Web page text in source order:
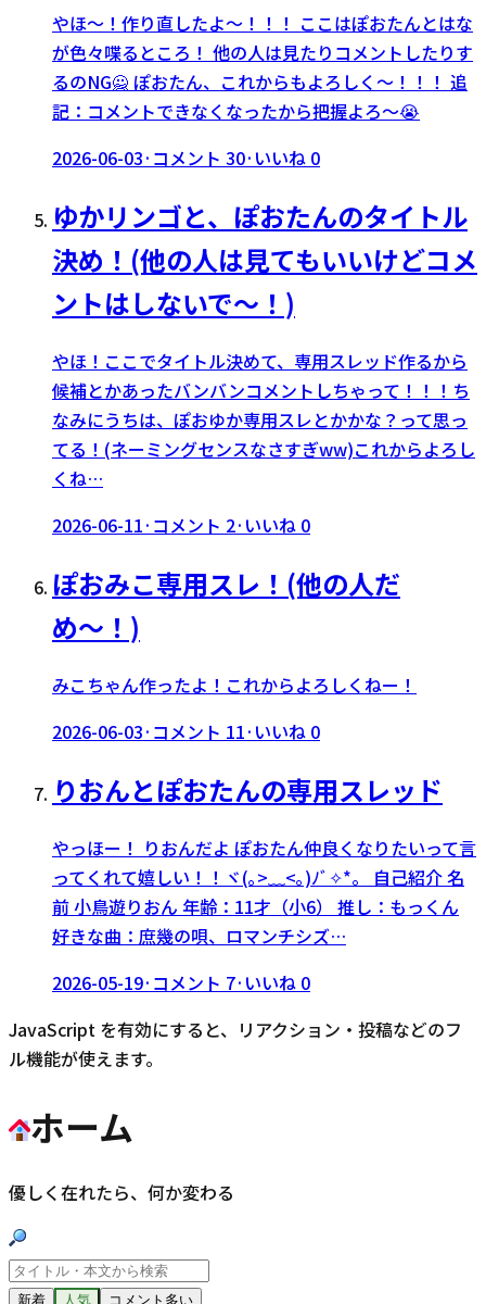
やほ〜！作り直したよ〜！！！ ここはぽおたんとはな
が色々喋るところ！ 他の人は見たりコメントしたりす
るのNG🙅 ぽおたん、これからもよろしく〜！！！ 追
記：コメントできなくなったから把握よろ〜😭
2026-06-03· コメント 30· いいね 0
ゆかリンゴと、ぽおたんのタイトル
決め！(他の人は見てもいいけどコメ
ントはしないで〜！)
やほ！ここでタイトル決めて、専用スレッド作るから
候補とかあったバンバンコメントしちゃって！！！ち
なみにうちは、ぽおゆか専用スレとかかな？って思っ
てる！(ネーミングセンスなさすぎww)これからよろし
くね…
2026-06-11· コメント 2· いいね 0
ぽおみこ専用スレ！(他の人だ
め〜！)
みこちゃん作ったよ！これからよろしくねー！
2026-06-03· コメント 11· いいね 0
りおんとぽおたんの専用スレッド
やっほー！ りおんだよ ぽおたん仲良くなりたいって言
ってくれて嬉しい！！ヾ(｡>﹏<｡)ﾉﾞ✧*。 自己紹介 名
前 小鳥遊りおん 年齢：11才（小6） 推し：もっくん
好きな曲：庶幾の唄、ロマンチシズ…
2026-05-19· コメント 7· いいね 0
JavaScript を有効にすると、リアクション・投稿などのフ
ル機能が使えます。
ホーム
優しく在れたら、何か変わる
新着 人気 コメント多い